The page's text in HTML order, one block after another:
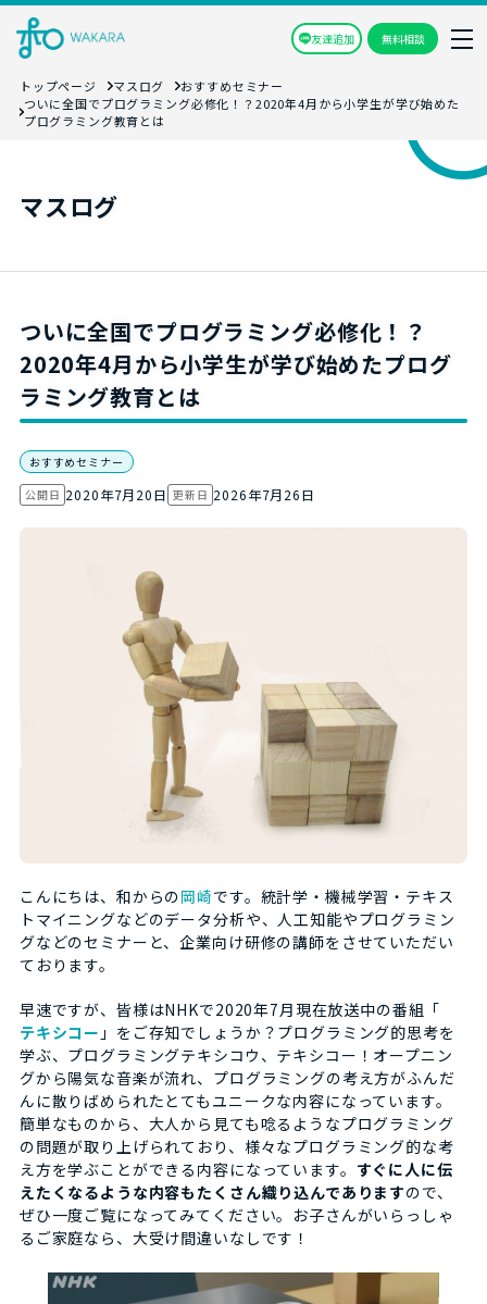
友達追加 無料相談
トップページ マスログ
おすすめセミナー
ついに全国でプログラミング必修化！？2020年4月から小学生が学び始めた
プログラミング教育とは
マスログ
ついに全国でプログラミング必修化！？
2020年4月から小学生が学び始めたプログ
ラミング教育とは
おすすめセミナー
公開日 2020年7月20日 更新日 2026年7月26日
こんにちは、和からの岡崎です。統計学・機械学習・テキス
トマイニングなどのデータ分析や、人工知能やプログラミン
グなどのセミナーと、企業向け研修の講師をさせていただい
ております。
早速ですが、皆様はNHKで2020年7月現在放送中の番組「
テキシコー 」をご存知でしょうか？プログラミング的思考を
学ぶ、プログラミングテキシコウ、テキシコー！オープニン
グから陽気な音楽が流れ、プログラミングの考え方がふんだ
んに散りばめられたとてもユニークな内容になっています。
簡単なものから、大人から見ても唸るようなプログラミング
の問題が取り上げられており、様々なプログラミング的な考
え方を学ぶことができる内容になっています。 すぐに人に伝
えたくなるような内容もたくさん織り込んでありますので、
ぜひ一度ご覧になってみてください。お子さんがいらっしゃ
るご家庭なら、大受け間違いなしです！